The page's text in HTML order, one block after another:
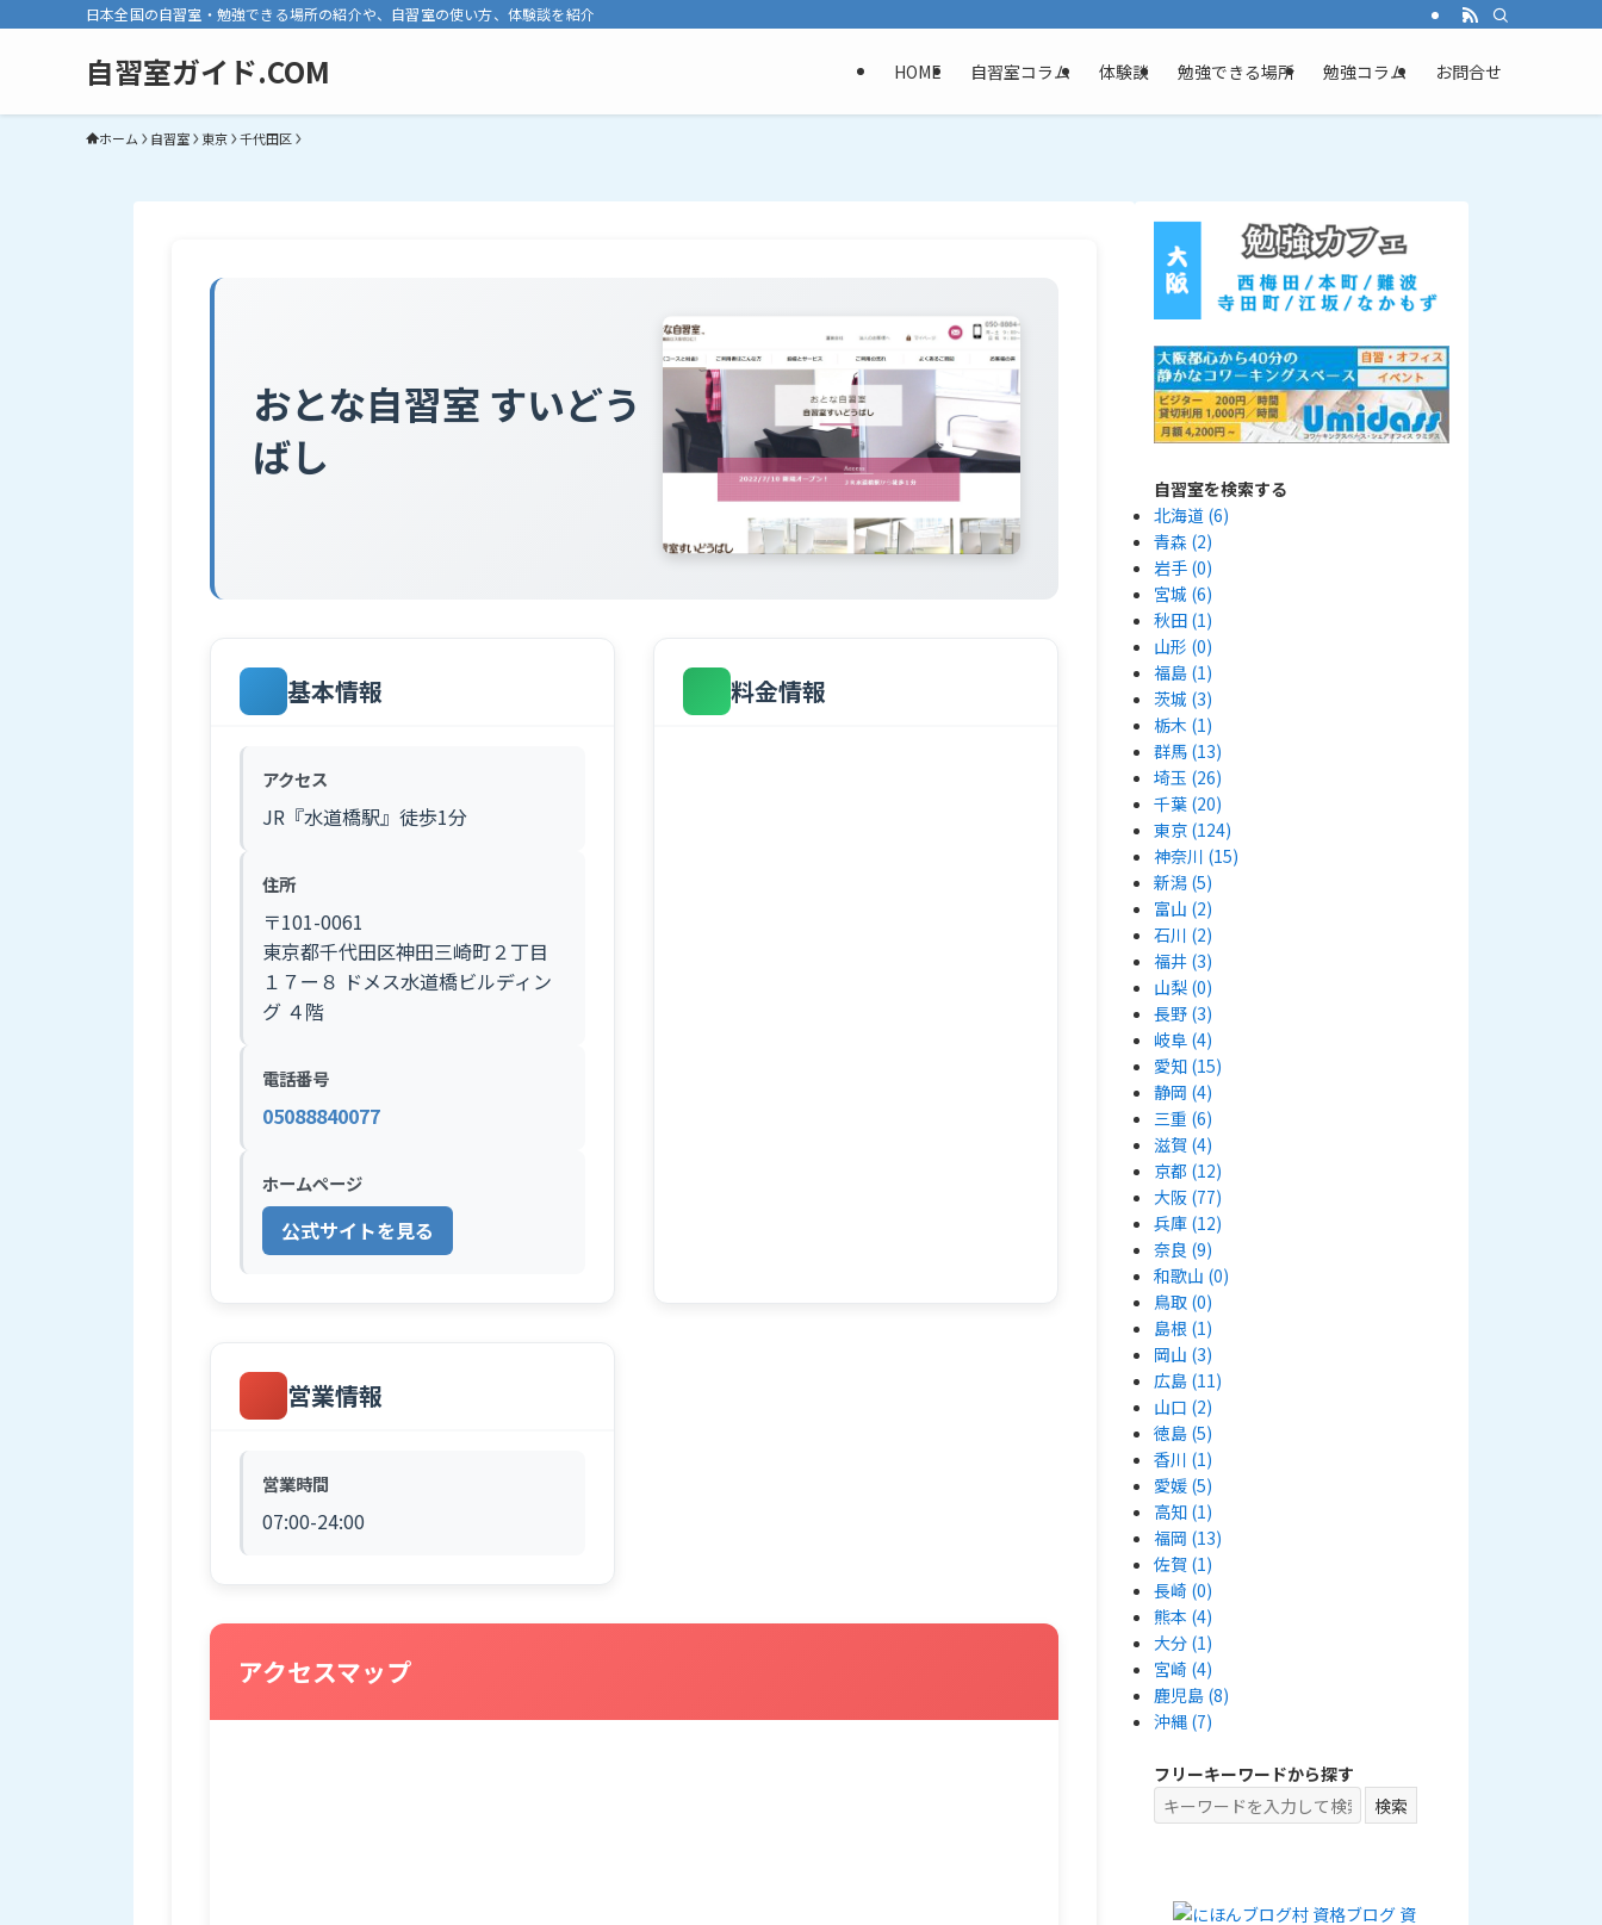
日本全国の自習室・勉強できる場所の紹介や、自習室の使い方、体験談を紹介
自習室ガイド.COM HOME 自習室コラム 体験談 勉強できる場所 勉強コラム お問合せ
ホーム 自習室 東京 千代田区
おとな自習室 すいどう
ばし
基本情報
アクセス
JR『水道橋駅』徒歩1分
住所
〒101-0061
東京都千代田区神田三崎町２丁目
１７ー８ ドメス水道橋ビルディン
グ ４階
電話番号
05088840077
ホームページ
公式サイトを見る
料金情報
営業情報
営業時間
07:00-24:00
アクセスマップ
自習室を検索する
北海道 (6)
青森 (2)
岩手 (0)
宮城 (6)
秋田 (1)
山形 (0)
福島 (1)
茨城 (3)
栃木 (1)
群馬 (13)
埼玉 (26)
千葉 (20)
東京 (124)
神奈川 (15)
新潟 (5)
富山 (2)
石川 (2)
福井 (3)
山梨 (0)
長野 (3)
岐阜 (4)
愛知 (15)
静岡 (4)
三重 (6)
滋賀 (4)
京都 (12)
大阪 (77)
兵庫 (12)
奈良 (9)
和歌山 (0)
鳥取 (0)
島根 (1)
岡山 (3)
広島 (11)
山口 (2)
徳島 (5)
香川 (1)
愛媛 (5)
高知 (1)
福岡 (13)
佐賀 (1)
長崎 (0)
熊本 (4)
大分 (1)
宮崎 (4)
鹿児島 (8)
沖縄 (7)
フリーキーワードから探す